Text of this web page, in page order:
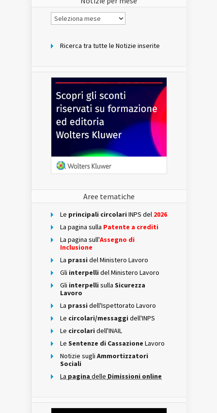
Notizie
per
Ricerca tra tutte le Notizie inserite
Aree tematiche
Le principali circolari INPS del 2026
La pagina sulla Patente a crediti
La pagina sull'Assegno di
Inclusione
La prassi del Ministero Lavoro
Gli interpelli del Ministero Lavoro
Gli interpelli sulla Sicurezza
Lavoro
La prassi dell'Ispettorato Lavoro
Le circolari/messaggi dell'INPS
Le circolari dell'INAIL
Le Sentenze di Cassazione Lavoro
Notizie sugli Ammortizzatori
Sociali
La pagina delle Dimissioni online